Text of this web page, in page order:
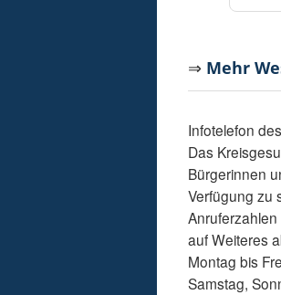
⇒ Mehr
Infotelefon
Das
Bürgerinnen
Verfügung zu
auf Weiteres
Montag bis
Samstag,